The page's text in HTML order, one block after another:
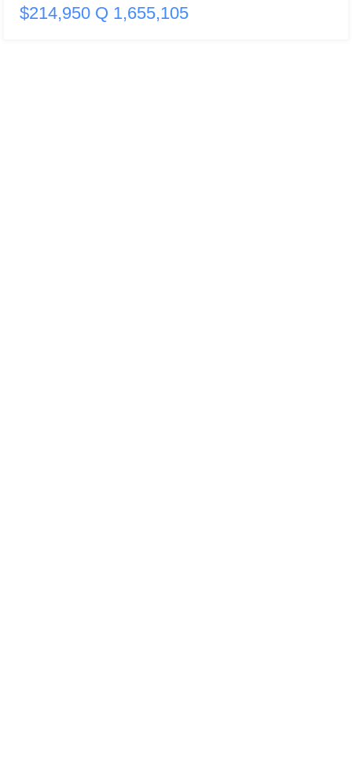
$214,950 Q 1,655,105